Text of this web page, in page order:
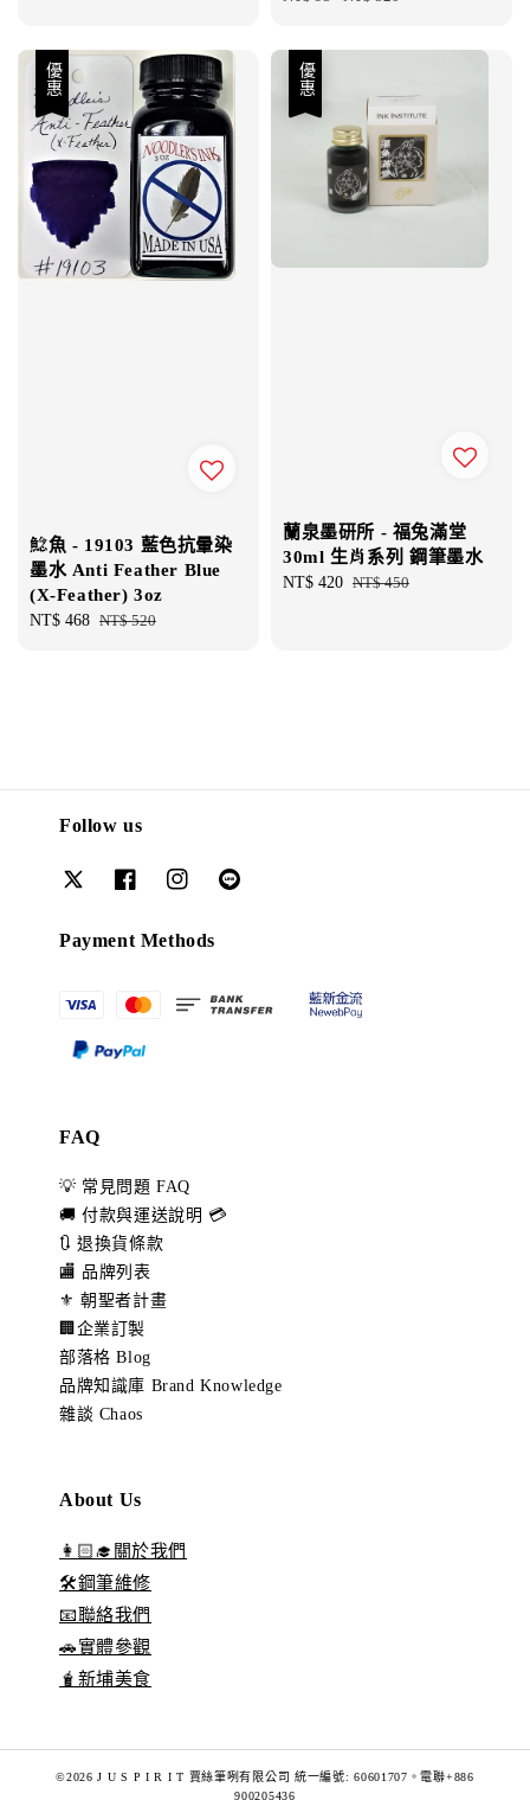
優惠
鯰魚 - 19103 藍色抗暈染
墨水 Anti Feather Blue
(X-Feather) 3oz
Sale
NT$ 468 Regular
NT$ 520
優惠
蘭泉墨研所 - 福兔滿堂
30ml 生肖系列 鋼筆墨水
Sale
NT$ 420 Regular
NT$ 450
Follow us
Payment Methods
FAQ
💡 常見問題 FAQ
🚚 付款與運送說明 💳
🔃 退換貨條款
🏬 品牌列表
⚜️ 朝聖者計畫
🏢企業訂製
部落格 Blog
品牌知識庫 Brand Knowledge
雜談 Chaos
About Us
👩🏻‍🎓關於我們
🛠️鋼筆維修
📧聯絡我們
🚗實體參觀
🧋新埔美食
©2026 J U S P I R I T 賈絲筆咧有限公司 統一編號: 60601707。電聯+886
900205436